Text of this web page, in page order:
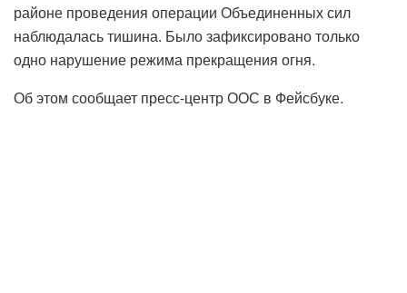
районе проведения операции Объединенных сил
наблюдалась тишина. Было зафиксировано только
одно нарушение режима прекращения огня.
Об этом сообщает пресс-центр ООС в Фейсбуке.